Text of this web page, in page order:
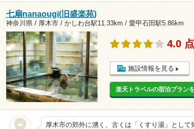
七扇nanaougi(旧盛楽苑)
神奈川県 / 厚木市 / かしわ台駅11.33km / 愛甲石田駅5.86km
4.0 点
施設情報を見る
楽天トラベルの宿泊プラン
厚木市の郊外に湧く、古くは「くすり湯」として